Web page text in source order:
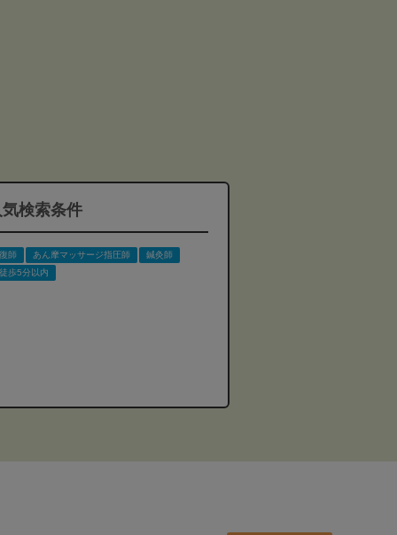
検索条件
師 あん摩マッサージ指圧師
鍼灸師
歩5分以内